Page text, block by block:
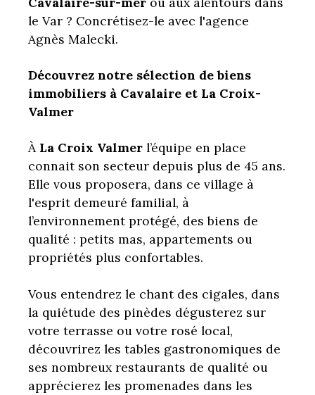
le Var ? Concrétisez-le avec l'agence
Agnès Malecki.
Découvrez notre sélection de biens
immobiliers à Cavalaire et La Croix-
Valmer
À La Croix Valmer l’équipe en place
connait son secteur depuis plus de 45 ans.
Elle vous proposera, dans ce village à
l'esprit demeuré familial, à
l’environnement protégé, des biens de
qualité : petits mas, appartements ou
propriétés plus confortables.
Vous entendrez le chant des cigales, dans
la quiétude des pinèdes dégusterez sur
votre terrasse ou votre rosé local,
découvrirez les tables gastronomiques de
ses nombreux restaurants de qualité ou
apprécierez les promenades dans les